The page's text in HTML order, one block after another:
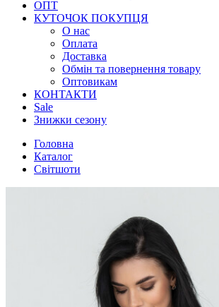
ОПТ
КУТОЧОК ПОКУПЦЯ
О нас
Оплата
Доставка
Обмін та повернення товару
Оптовикам
КОНТАКТИ
Sale
Знижки сезону
Головна
Каталог
Світшоти